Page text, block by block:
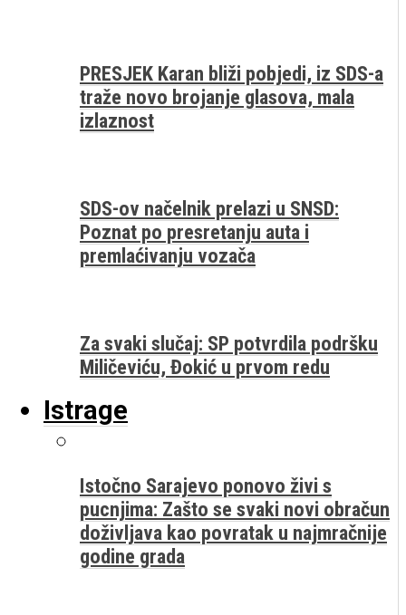
PRESJEK Karan bliži pobjedi, iz SDS-a
traže novo brojanje glasova, mala
izlaznost
SDS-ov načelnik prelazi u SNSD:
Poznat po presretanju auta i
premlaćivanju vozača
Za svaki slučaj: SP potvrdila podršku
Miličeviću, Đokić u prvom redu
Istrage
Istočno Sarajevo ponovo živi s
pucnjima: Zašto se svaki novi obračun
doživljava kao povratak u najmračnije
godine grada